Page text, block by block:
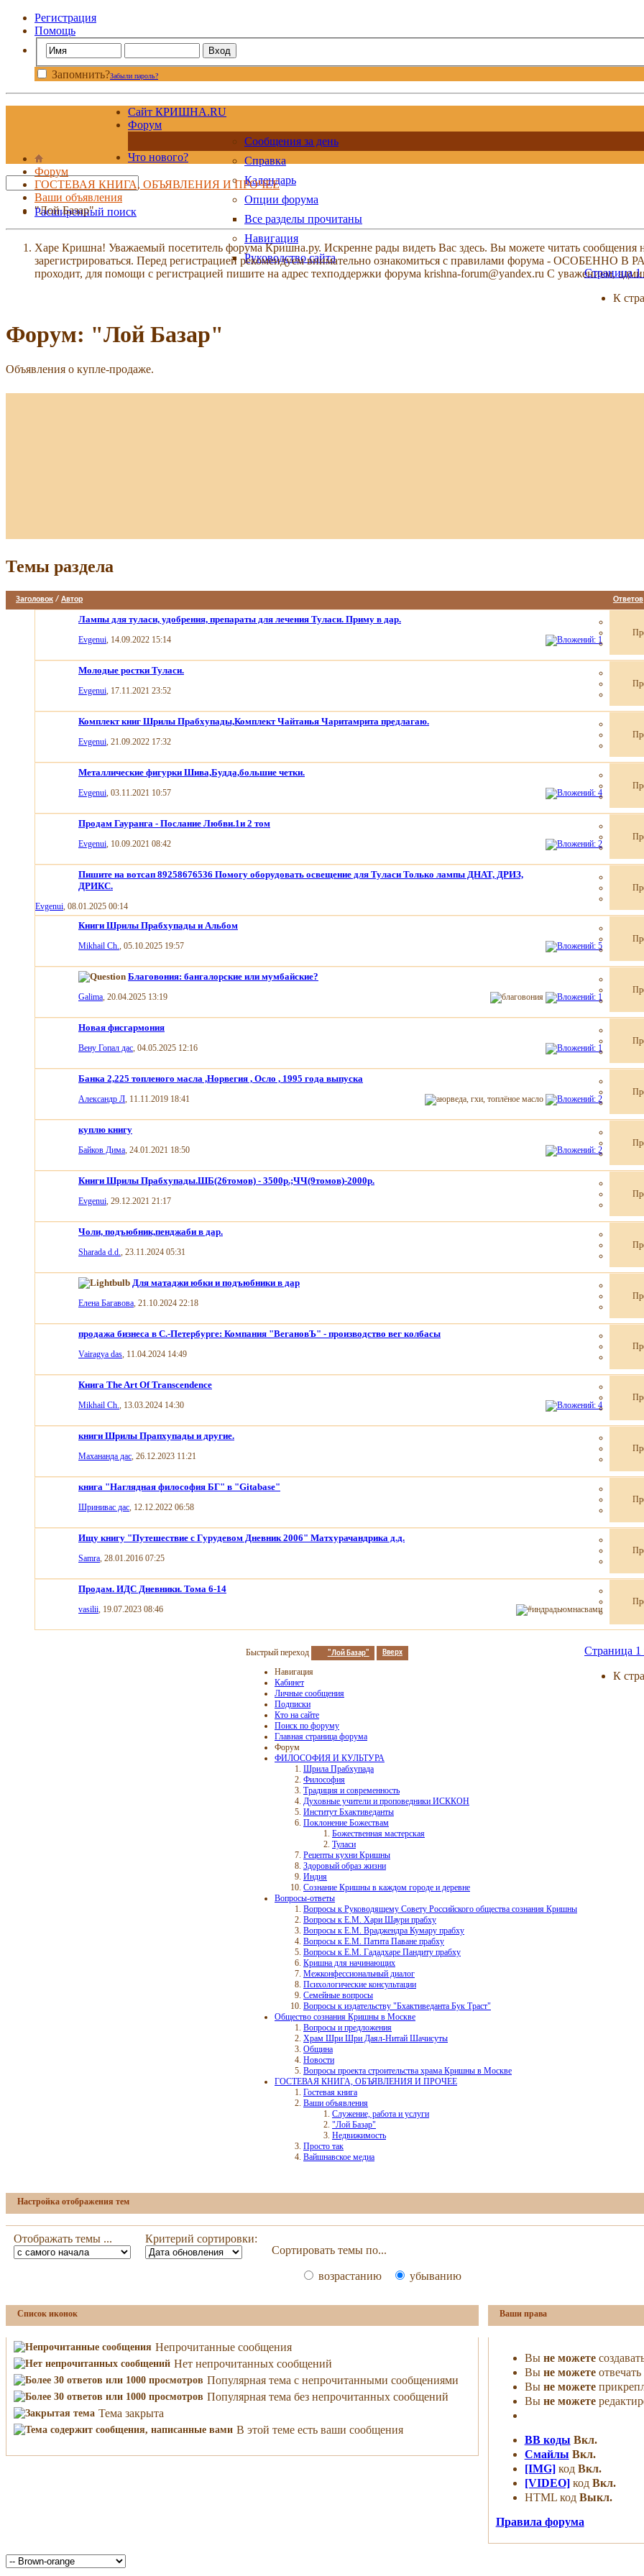
Регистрация
Помощь
Запомнить?Забыли пароль?
Сайт КРИШНА.RU
Форум
Сообщения за день
Справка
Календарь
Опции форума
Все разделы прочитаны
Навигация
Руководство сайта
Что нового?
Расширенный поиск
Форум
ГОСТЕВАЯ КНИГА, ОБЪЯВЛЕНИЯ И ПРОЧЕЕ
Ваши объявления
"Лой Базар"
Харе Кришна! Уважаемый посетитель форума Кришна.ру. Искренне рады видеть Вас здесь. Вы можете читать сообщения
зарегистрироваться. Перед регистрацией рекомендуем внимательно ознакомиться с правилами форума -
проходит, для помощи с регистрацией пишите на адрес техподдержки форума krishna-forum@yandex.ru С уважением,
Страница 1
К
Форум: "Лой Базар"
Объявления о купле-продаже.
Темы раздела
Заголовок / Автор Ответов
Лампы для туласи, удобрения, препараты для лечения Туласи. Приму в дар.
Evgenui, 14.09.2022 15:14
Молодые ростки Туласи.
Evgenui, 17.11.2021 23:52
Комплект книг Шрилы Прабхупады,Комплект Чайтанья Чаритамрита предлагаю.
Evgenui, 21.09.2022 17:32
Металлические фигурки Шива,Будда,большие четки.
Evgenui, 03.11.2021 10:57
Продам Гауранга - Послание Любви.1и 2 том
Evgenui, 10.09.2021 08:42
Пишите на вотсап 89258676536 Помогу оборудовать освещение для Туласи Только лампы ДНАТ, ДРИЗ,
ДРИКС.
Evgenui, 08.01.2025 00:14
Книги Шрилы Прабхупады и Альбом
Mikhail Ch., 05.10.2025 19:57
Благовония: бангалорские или мумбайские?
Galima, 20.04.2025 13:19
Новая фисгармония
Вену Гопал дас, 04.05.2025 12:16
Банка 2,225 топленого масла ,Норвегия , Осло , 1995 года выпуска
Александр Л, 11.11.2019 18:41
куплю книгу
Байков Дима, 24.01.2021 18:50
Книги Шрилы Прабхупады.ШБ(26томов) - 3500р.;ЧЧ(9томов)-2000р.
Evgenui , 29.12.2021 21:17
Чоли, подъюбник,пенджаби в дар.
Sharada d.d. , 23.11.2024 05:31
Для матаджи юбки и подъюбники в дар
Елена Багавова , 21.10.2024 22:18
продажа бизнеса в С.-Петербурге: Компания "ВегановЪ" - производство вег колбасы
Vairagya das , 11.04.2024 14:49
Книга The Art Of Transcendence
Mikhail Ch. , 13.03.2024 14:30
книги Шрилы Прапхупады и другие.
Махананда дас , 26.12.2023 11:21
книга "Наглядная философия БГ" в "Gitabase"
Шринивас дас , 12.12.2022 06:58
Ищу книгу "Путешествие с Гурудевом Дневник 2006" Матхурачандрика д.д.
Samra , 28.01.2016 07:25
Продам. ИДС Дневники. Тома 6-14
vasilii , 19.07.2023 08:46
Страница 1
К
Быстрый переход "Лой Базар" Вверх
Навигация
Кабинет
Личные сообщения
Подписки
Кто на сайте
Поиск по форуму
Главная страница форума
Форум
ФИЛОСОФИЯ И КУЛЬТУРА
Шрила Прабхупада
Философия
Традиция и современность
Духовные учители и проповедники ИСККОН
Институт Бхактиведанты
Поклонение Божествам
Божественная мастерская
Туласи
Рецепты кухни Кришны
Здоровый образ жизни
Индия
Сознание Кришны в каждом городе и деревне
Вопросы-ответы
Вопросы к Руководящему Совету Российского общества сознания Кришны
Вопросы к Е.М. Хари Шаури прабху
Вопросы к Е.М. Враджендра Кумару прабху
Вопросы к Е.М. Патита Паване прабху
Вопросы к Е.М. Гададхаре Пандиту прабху
Кришна для начинающих
Межконфессиональный диалог
Психологические консультации
Семейные вопросы
Вопросы к издательству "Бхактиведанта Бук Траст"
Общество сознания Кришны в Москве
Вопросы и предложения
Храм Шри Шри Даял-Нитай Шачисуты
Община
Новости
Вопросы проекта строительства храма Кришны в Москве
ГОСТЕВАЯ КНИГА, ОБЪЯВЛЕНИЯ И ПРОЧЕЕ
Гостевая книга
Ваши объявления
Служение, работа и услуги
"Лой Базар"
Недвижимость
Просто так
Вайшнавское медиа
Настройка отображения тем
Отображать темы ...
Критерий сортировки:
Сортировать темы по...
возрастанию убыванию
Список иконок
Непрочитанные сообщения
Нет непрочитанных сообщений
Популярная тема с непрочитанными сообщениями
Популярная тема без непрочитанных сообщений
Тема закрыта
В этой теме есть ваши сообщения
Ваши права
Вы не можете
Вы не можетеотвечать
Вы не можете
Вы не можете
BB коды Вкл.
Смайлы Вкл.
[IMG]код Вкл.
[VIDEO]код Вкл.
HTML код Выкл.
Правила форума